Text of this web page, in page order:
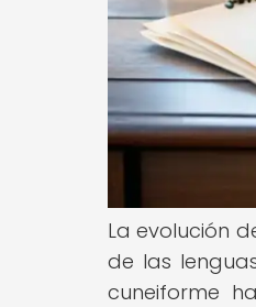
La evolución
de las
cuneiforme